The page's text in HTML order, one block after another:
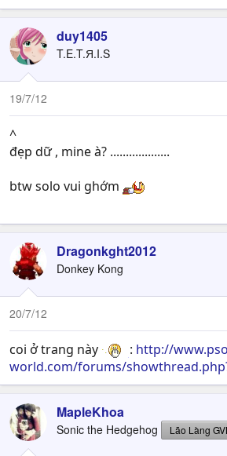
duy1405
T.E.T.Я.I.S
19/7/12
^
đẹp dữ , mine à? ...................
btw solo vui ghớm
Dragonkght2012
Donkey Kong
20/7/12
coi ở trang này : http://
world.com/forums/
MapleKhoa
Sonic the Hedgehog Lão Làng